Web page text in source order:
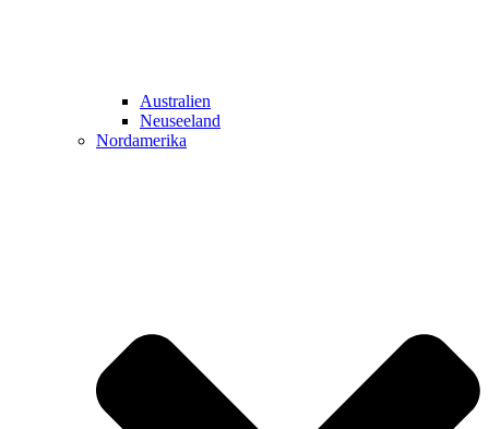
Australien
Neuseeland
Nordamerika